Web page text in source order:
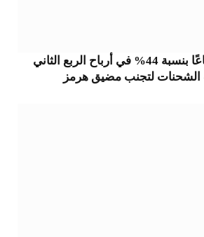
“أرامكو” تعلن ارتفاعًا بنسبة 44% في أرباح الربع الثاني
الشحنات لتجنب مضيق هرمز